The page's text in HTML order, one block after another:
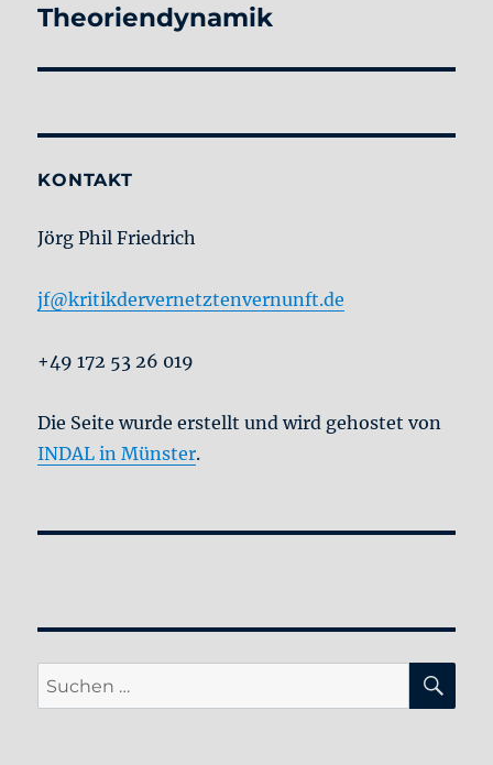
Beitrag:
Theoriendynamik
KONTAKT
Jörg Phil Friedrich
jf@kritikdervernetztenvernunft.de
+49 172 53 26 019
Die Seite wurde erstellt und wird gehostet von
INDAL in Münster.
Suche
nach: